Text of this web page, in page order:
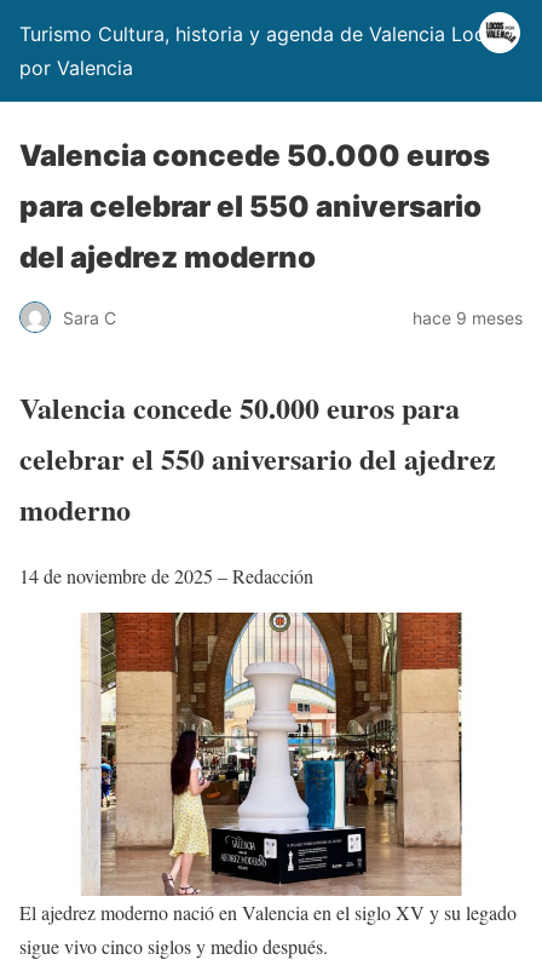
Turismo Cultura, historia y agenda de Valencia Locos
por Valencia
Valencia concede 50.000 euros
para celebrar el 550 aniversario
del ajedrez moderno
Sara C hace 9 meses
Valencia concede 50.000 euros para
celebrar el 550 aniversario del ajedrez
moderno
14 de noviembre de 2025 – Redacción
El ajedrez moderno nació en Valencia en el siglo XV y su legado
sigue vivo cinco siglos y medio después.